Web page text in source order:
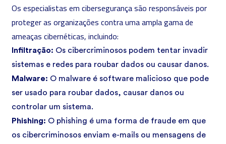
Os especialistas em cibersegurançasão responsáveis por
proteger as organizações contra uma ampla gama de
ameaças cibernéticas, incluindo:
Infiltração: Os cibercriminosos podem tentar invadir
sistemas e redes para roubar dados ou causar danos.
Malware: O malware é software malicioso que pode
ser usado para roubar dados, causar danos ou
controlar um sistema.
Phishing: O phishing é uma forma de fraude em que
os cibercriminosos enviam e-mails ou mensagens de